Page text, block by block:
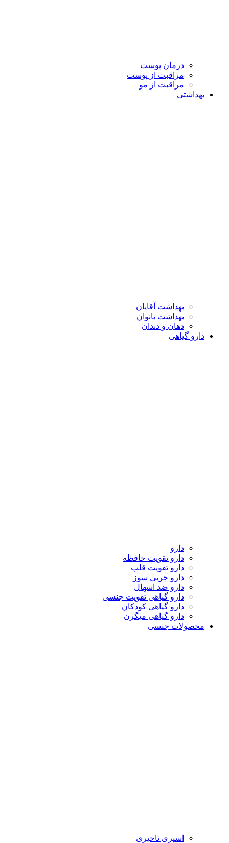
درمان پوست
مراقبت از پوست
مراقبت از مو
بهداشتی
بهداشت آقایان
بهداشت بانوان
دهان و دندان
دارو گیاهی
دارو
دارو تقویت حافظه
دارو تقویت قلب
دارو چربی سوز
دارو ضد اسهال
دارو گیاهی تقویت جنسی
دارو گیاهی کودکان
دارو گیاهی میگرن
محصولات جنسی
اسپری تاخیری